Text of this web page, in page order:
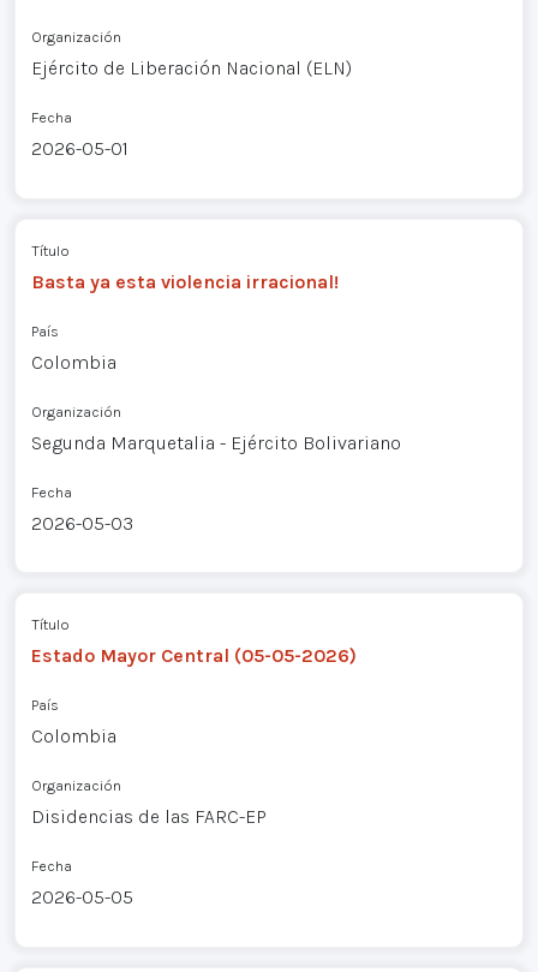
Organización
Ejército de Liberación Nacional (ELN)
Fecha
2026-05-01
Título
Basta ya esta violencia irracional!
País
Colombia
Organización
Segunda Marquetalia - Ejército Bolivariano
Fecha
2026-05-03
Título
Estado Mayor Central (05-05-2026)
País
Colombia
Organización
Disidencias de las FARC-EP
Fecha
2026-05-05